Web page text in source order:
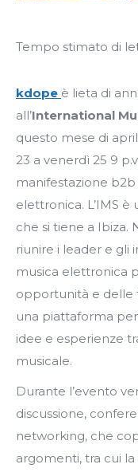
Tempo stimato di
kdope è lieta di
all’International
questo mese di
23 a venerdì 25 9
manifestazione
elettronica. L’IMS
che si tiene a Ibiza.
riunire i leader e gli
musica elettronica
opportunità e delle
una piattaforma
idee e esperienze
musicale.
Durante l’evento
discussione,
networking, che
argomenti, tra cui la